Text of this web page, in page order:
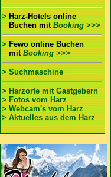
>Harz-Hotels online
Buchen mit Booking >>>
>Fewo online Buchen
mit Booking >>>
> Suchmaschine
> Harzorte mit Gastgebern
> Fotos vom Harz
> Webcam's vom Harz
> Aktuelles aus dem Harz